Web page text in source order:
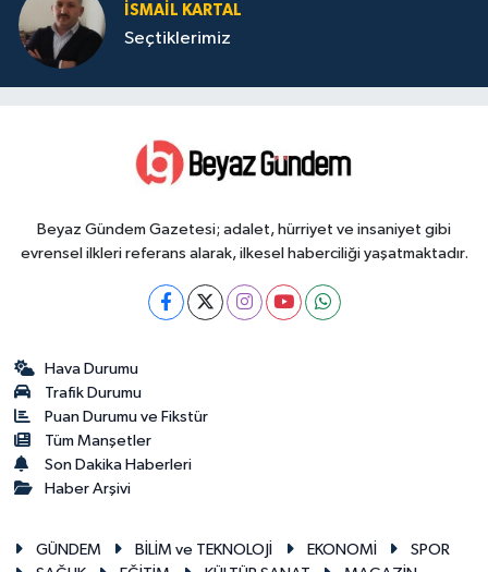
İSMAIL KARTAL
Seçtiklerimiz
Beyaz Gündem Gazetesi; adalet, hürriyet ve insaniyet gibi
evrensel ilkleri referans alarak, ilkesel haberciliği yaşatmaktadır.
Hava Durumu
Trafik Durumu
Puan Durumu ve Fikstür
Tüm Manşetler
Son Dakika Haberleri
Haber Arşivi
GÜNDEM BİLİM ve TEKNOLOJİ EKONOMİ
SPOR